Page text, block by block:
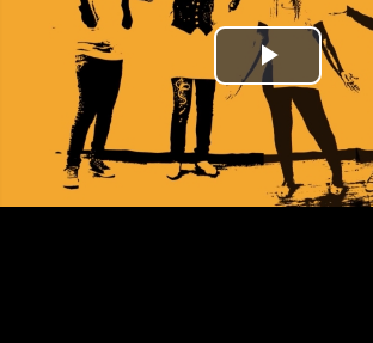
Play
Video